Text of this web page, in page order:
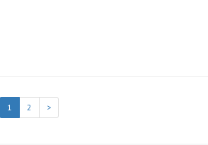
1 2 >